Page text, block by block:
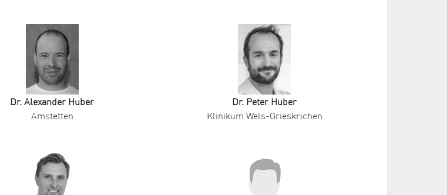
Dr. Alexander Huber
Amstetten
Dr. Peter Huber
Klinikum Wels-Grieskrichen